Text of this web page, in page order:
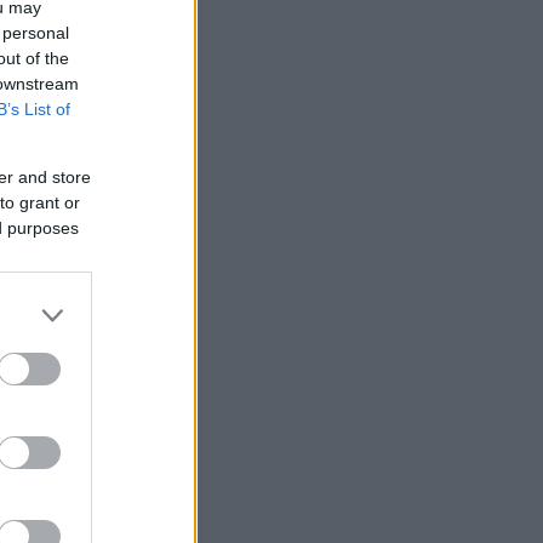
may
of the
List of
and store
grant or
purposes